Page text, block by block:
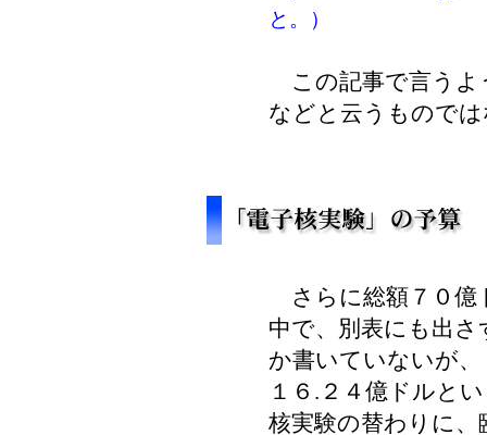
と。）
この記事で言うよ
などと云うもので
さらに総額７０億
中で、別表にも出
か書いていないが
１６.２４億ドルと
核実験の替わりに